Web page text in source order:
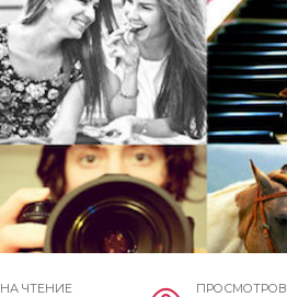
НА ЧТЕНИЕ ПРОСМОТРОВ